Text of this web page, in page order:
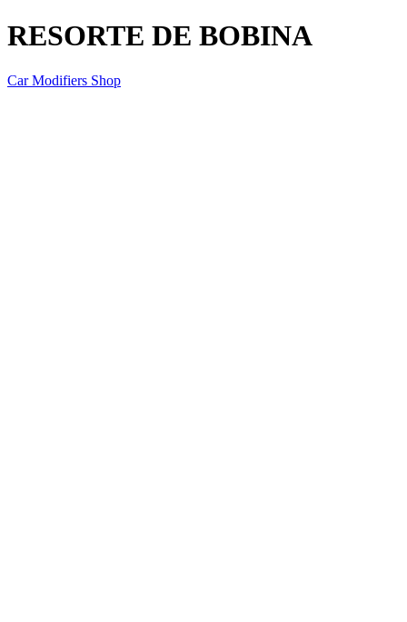
RESORTE DE BOBINA
Car Modifiers Shop